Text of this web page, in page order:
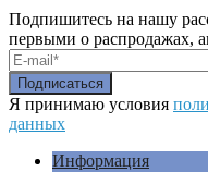
Подпишитесь на нашу
первыми о распродажах,
Я принимаю условия
данных
Информация